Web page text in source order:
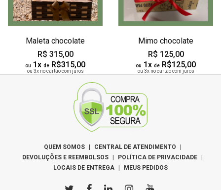
Maleta chocolate
R$ 315,00
ou 1x de R$315,00
ou 3x no cartão com juros
Mimo chocolate
R$ 125,00
ou 1x de R$125,00
ou 3x no cartão com juros
QUEM SOMOS CENTRAL DE ATENDIMENTO
DEVOLUÇÕES E REEMBOLSOS
POLÍTICA DE PRIVACIDADE
LOCAIS DE ENTREGA
MEUS PEDIDOS